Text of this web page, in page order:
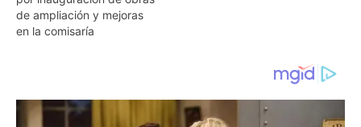
de ampliación y mejoras
en la comisaría